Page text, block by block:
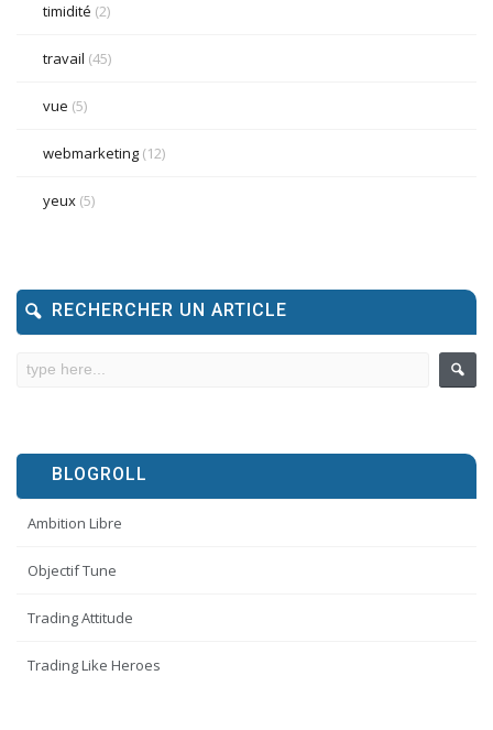
timidité (2)
travail (45)
vue (5)
webmarketing (12)
yeux (5)
RECHERCHER UN ARTICLE
BLOGROLL
Ambition Libre
Objectif Tune
Trading Attitude
Trading Like Heroes